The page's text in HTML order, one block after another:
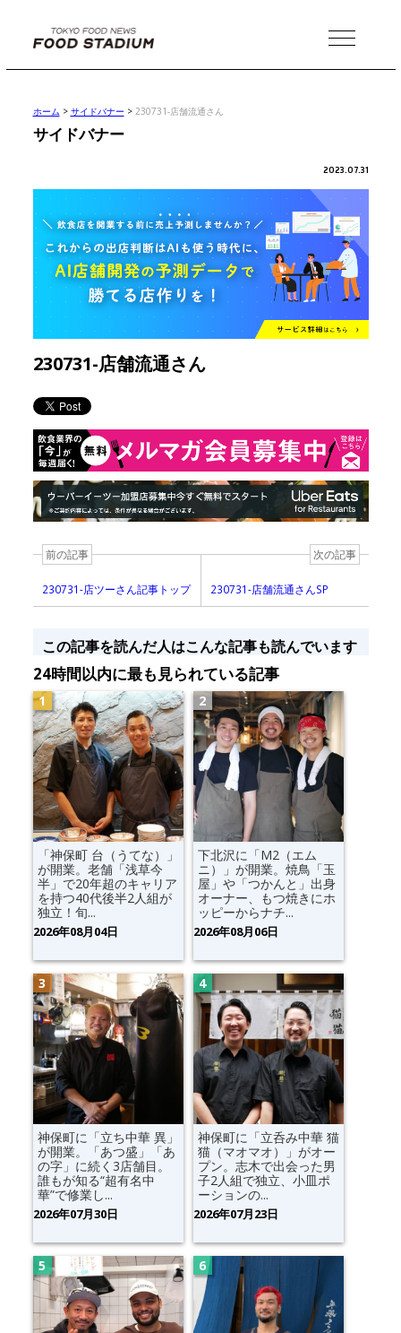
MENU
ホーム > サイドバナー > 230731-店舗流通さん
サイドバナー
2023.07.31
230731-店舗流通さん
前の記事
230731-店ツーさん記事トップ
次の記事
230731-店舗流通さんSP
この記事を読んだ人はこんな記事も読んでいます
24時間以内に最も見られている記事
「神保町 台（うてな）」
が開業。老舗「浅草今
半」で20年超のキャリア
を持つ40代後半2人組が
独立！旬...
2026年08月04日
下北沢に「M2（エム
ニ）」が開業。焼鳥「玉
屋」や「つかんと」出身
オーナー、もつ焼きにホ
ッピーからナチ...
2026年08月06日
神保町に「立ち中華 異」
が開業。「あつ盛」「あ
の字」に続く3店舗目。
誰もが知る“超有名中
華”で修業し...
2026年07月30日
神保町に「立呑み中華 猫
猫（マオマオ）」がオー
プン。志木で出会った男
子2人組で独立、小皿ポ
ーションの...
2026年07月23日